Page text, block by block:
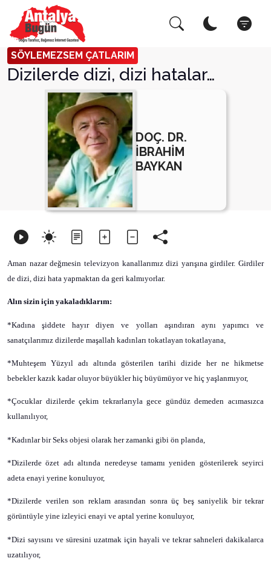
SÖYLEMEZSEM ÇATLARIM
Dizilerde dizi, dizi hatalar…
DOÇ. DR.
İBRAHİM
BAYKAN
Aman nazar değmesin televizyon kanallarımız dizi yarışına girdiler. Girdiler
de dizi, dizi hata yapmaktan da geri kalmıyorlar.
Alın sizin için yakaladıklarım:
*Kadına şiddete hayır diyen ve yolları aşındıran aynı yapımcı ve
sanatçılarımız dizilerde maşallah kadınları tokatlayan tokatlayana,
*Muhteşem Yüzyıl adı altında gösterilen tarihi dizide her ne hikmetse
bebekler kazık kadar oluyor büyükler hiç büyümüyor ve hiç yaşlanmıyor,
*Çocuklar dizilerde çekim tekrarlarıyla gece gündüz demeden acımasızca
kullanılıyor,
*Kadınlar bir Seks objesi olarak her zamanki gibi ön planda,
*Dizilerde özet adı altında neredeyse tamamı yeniden gösterilerek seyirci
adeta enayi yerine konuluyor,
*Dizilerde verilen son reklam arasından sonra üç beş saniyelik bir tekrar
görüntüyle yine izleyici enayi ve aptal yerine konuluyor,
*Dizi sayısını ve süresini uzatmak için hayali ve tekrar sahneleri dakikalarca
uzatılıyor,
Arama Yap! Kapat